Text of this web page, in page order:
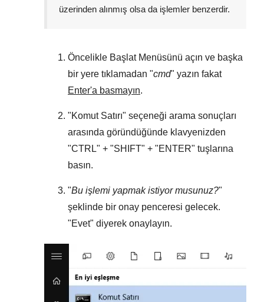
üzerinden alınmış olsa da işlemler benzerdir.
Öncelikle Başlat Menüsünü açın ve başka
bir yere tıklamadan "cmd" yazın fakat
Enter'a basmayın.
"Komut Satırı" seçeneği arama sonuçları
arasında göründüğünde klavyenizden
"CTRL" + "SHIFT" + "ENTER" tuşlarına
basın.
"Bu işlemi yapmak istiyor musunuz?"
şeklinde bir onay penceresi gelecek.
"Evet" diyerek onaylayın.